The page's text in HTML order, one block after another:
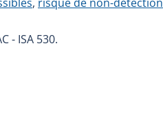
- ISA 530.